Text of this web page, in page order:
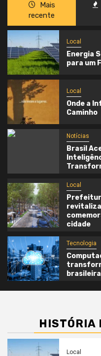
Mais
recente
Local
Energia
para um
Local
Onde a
Caminho
Notícias
Brasil
Local
cidade
Tecnologia
HISTÓRIA
Local